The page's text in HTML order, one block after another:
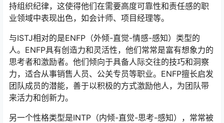
持组织纪律，这使得他们在需要高度可靠性和责任感的职
业领域中表现出色，如会计师、项目经理等。
与ISTJ相对的是ENFP（外倾-直觉-情感-感知）类型的
人。ENFP具有创造力和灵活性，他们常常是富有想象力的
思考者和激励者。他们倾向于具备人际交往的技巧和洞察
力，适合从事销售人员、公关专员等职业。ENFP擅长启发
团队成员的潜能，善于以积极的方式激励他人，为团队带
来活力和创新力。
另一个性格类型是INTP（内倾-直觉-思考-感知），常常被